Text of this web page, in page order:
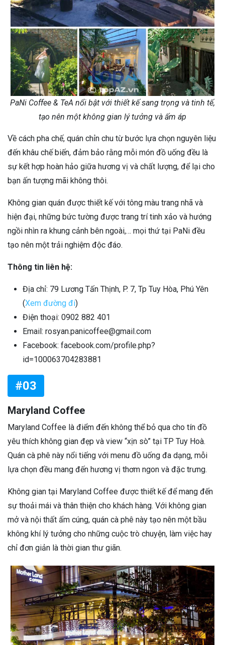
PaNi Coffee & TeA nổi bật với thiết kế sang trọng và tinh tế,
tạo nên một không gian lý tưởng và ấm áp
Về cách pha chế, quán chỉn chu từ bước lựa chọn nguyên liệu
đến khâu chế biến, đảm bảo rằng mỗi món đồ uống đều là
sự kết hợp hoàn hảo giữa hương vị và chất lượng, để lại cho
bạn ấn tượng mãi không thôi.
Không gian quán được thiết kế với tông màu trang nhã và
hiện đại, những bức tường được trang trí tinh xảo và hướng
ngồi nhìn ra khung cảnh bên ngoài,… mọi thứ tại PaNi đều
tạo nên một trải nghiệm độc đáo.
Thông tin liên hệ:
Địa chỉ: 79 Lương Tấn Thịnh, P. 7, Tp Tuy Hòa, Phú Yên
(Xem đường đi)
Điện thoại: 0902 882 401
Email: rosyan.panicoffee@gmail.com
Facebook: facebook.com/profile.php?
id=100063704283881
#03
Maryland Coffee
Maryland Coffee là điểm đến không thể bỏ qua cho tín đồ
yêu thích không gian đẹp và view “xịn sò” tại TP Tuy Hoà.
Quán cà phê này nổi tiếng với menu đồ uống đa dạng, mỗi
lựa chọn đều mang đến hương vị thơm ngon và đặc trưng.
Không gian tại Maryland Coffee được thiết kế để mang đến
sự thoải mái và thân thiện cho khách hàng. Với không gian
mở và nội thất ấm cúng, quán cà phê này tạo nên một bầu
không khí lý tưởng cho những cuộc trò chuyện, làm việc hay
chỉ đơn giản là thời gian thư giãn.